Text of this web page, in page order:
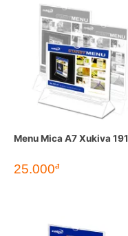
Menu Mica A7 Xukiva 191
25.000đ